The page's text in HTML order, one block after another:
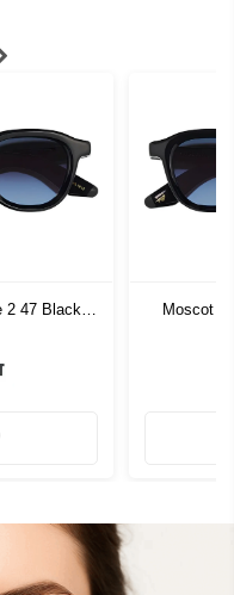
2 47 Black
Moscot